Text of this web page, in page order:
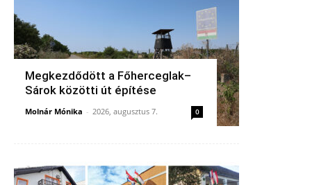
Megkezdődött a Főherceglak–
Sárok közötti út építése
Molnár Mónika - 2026, augusztus 7. 0